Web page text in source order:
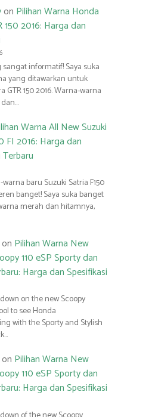
on Pilihan Warna Honda
150 2016: Harga dan
informatif! Saya suka
yang ditawarkan untuk
GTR 150 2016. Warna-warna
Warna All New Suzuki
FI 2016: Harga dan
baru Suzuki Satria F150
banget! Saya suka banget
merah dan hitamnya,
on Pilihan Warna New
110 eSP Sporty dan
Harga dan Spesifikasi
on the new Scoopy
to see Honda
with the Sporty and Stylish
on Pilihan Warna New
110 eSP Sporty dan
Harga dan Spesifikasi